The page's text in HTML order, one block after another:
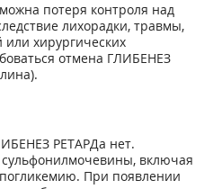
потеря контроля над
лихорадки, травмы,
хирургических
отмена ГЛИБЕНЕЗ
РЕТАРДа нет.
включая
При появлении